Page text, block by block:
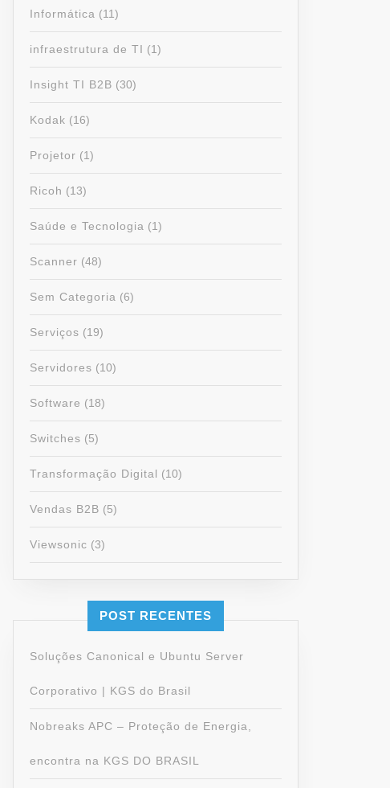
Informática (11)
infraestrutura de TI (1)
Insight TI B2B (30)
Kodak (16)
Projetor (1)
Ricoh (13)
Saúde e Tecnologia (1)
Scanner (48)
Sem Categoria (6)
Serviços (19)
Servidores (10)
Software (18)
Switches (5)
Transformação Digital (10)
Vendas B2B (5)
Viewsonic (3)
POST RECENTES
Soluções Canonical e Ubuntu Server
Corporativo | KGS do Brasil
Nobreaks APC – Proteção de Energia,
encontra na KGS DO BRASIL